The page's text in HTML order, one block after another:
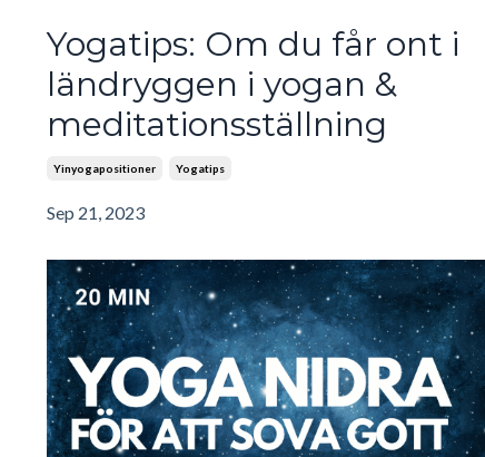
Yogatips: Om du får ont i
ländryggen i yogan &
meditationsställning
Yinyogapositioner Yogatips
Sep 21, 2023